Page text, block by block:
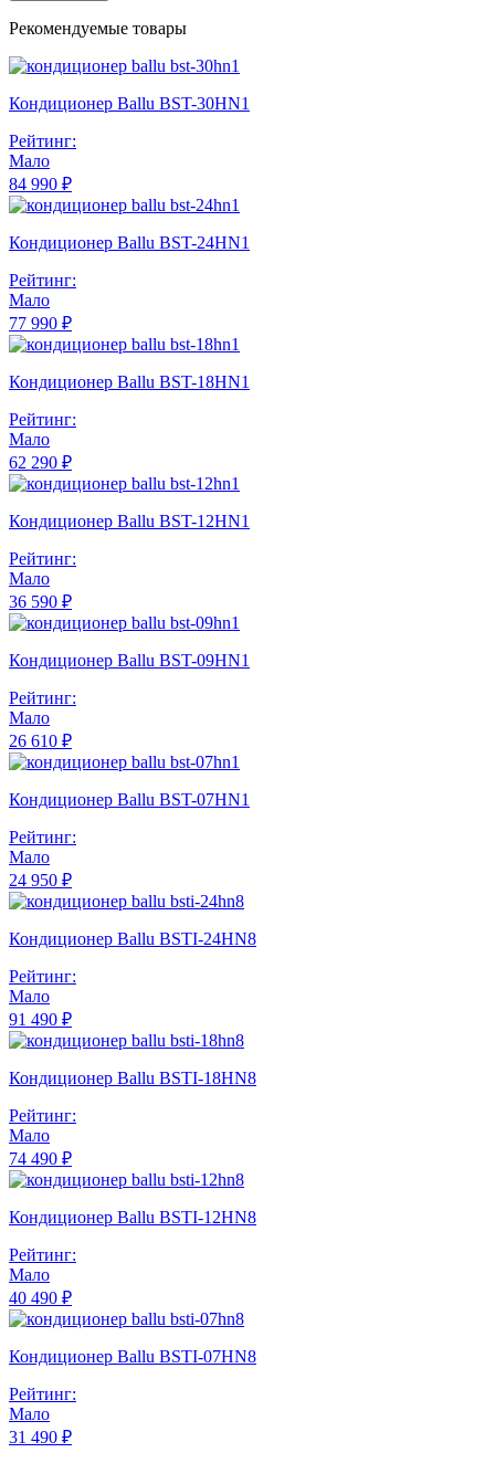
Рекомендуемые товары
Кондиционер Ballu BST-30HN1
Рейтинг:
Мало
84 990 ₽
Кондиционер Ballu BST-24HN1
Рейтинг:
Мало
77 990 ₽
Кондиционер Ballu BST-18HN1
Рейтинг:
Мало
62 290 ₽
Кондиционер Ballu BST-12HN1
Рейтинг:
Мало
36 590 ₽
Кондиционер Ballu BST-09HN1
Рейтинг:
Мало
26 610 ₽
Кондиционер Ballu BST-07HN1
Рейтинг:
Мало
24 950 ₽
Кондиционер Ballu BSTI-24HN8
Рейтинг:
Мало
91 490 ₽
Кондиционер Ballu BSTI-18HN8
Рейтинг:
Мало
74 490 ₽
Кондиционер Ballu BSTI-12HN8
Рейтинг:
Мало
40 490 ₽
Кондиционер Ballu BSTI-07HN8
Рейтинг:
Мало
31 490 ₽